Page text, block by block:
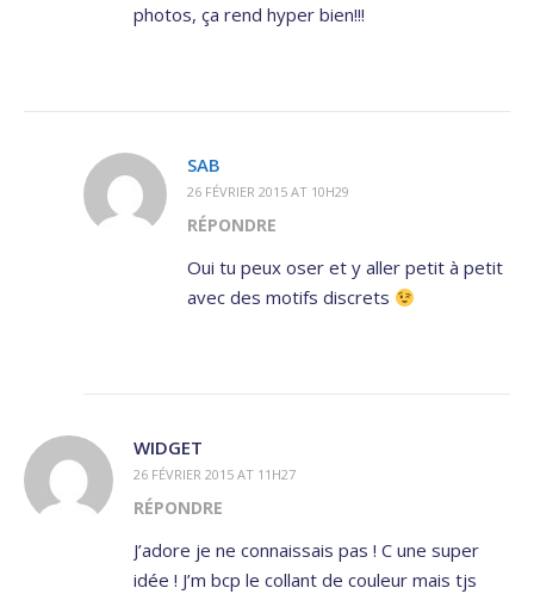
photos, ça rend hyper bien!!!
SAB
26 FÉVRIER 2015 AT 10H29
RÉPONDRE
Oui tu peux oser et y aller petit à petit
avec des motifs discrets
WIDGET
26 FÉVRIER 2015 AT 11H27
RÉPONDRE
J’adore je ne connaissais pas ! C une super
idée ! J’m bcp le collant de couleur mais tjs